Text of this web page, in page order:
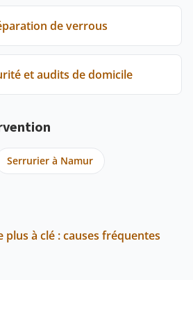
de verrous
et audits de domicile
Serrurier à Namur
à clé : causes fréquentes